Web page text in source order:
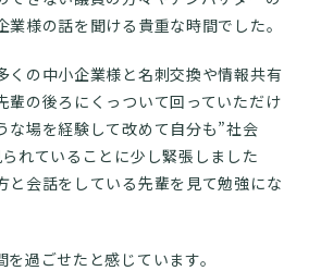
様の話を聞ける貴重な時間でした。
くの中小企業様と名刺交換や情報共有
輩の後ろにくっついて回っていただけ
な場を経験して改めて自分も”社会
れていることに少し緊張しました
と会話をしている先輩を見て勉強にな
過ごせたと感じています。